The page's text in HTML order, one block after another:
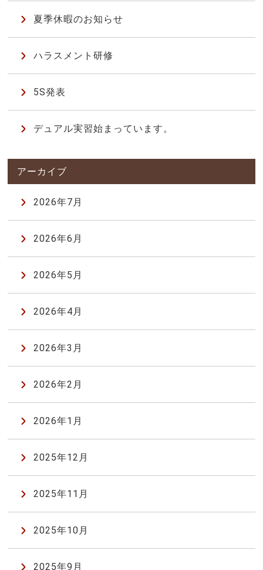
夏季休暇のお知らせ
ハラスメント研修
5S発表
デュアル実習始まっています。
2026年7月
2026年6月
2026年5月
2026年4月
2026年3月
2026年2月
2026年1月
2025年12月
2025年11月
2025年10月
2025年9月